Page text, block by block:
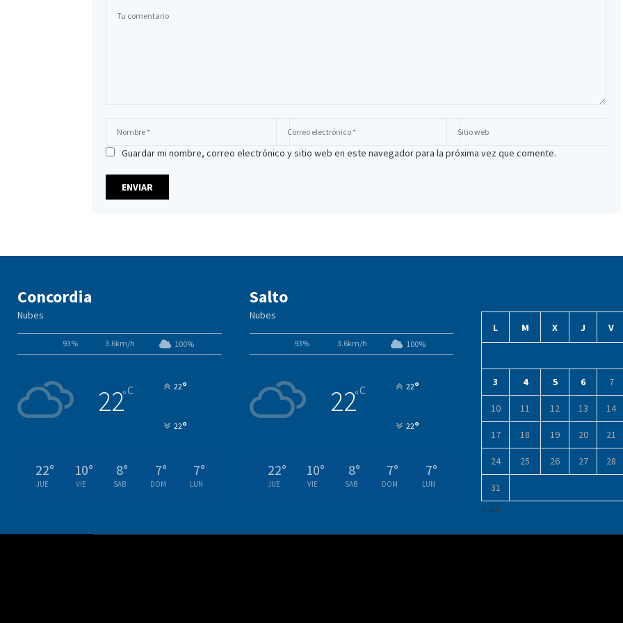
Guardar mi nombre, correo electrónico y sitio web en este navegador para la próxima vez que comente.
Concordia
Nubes
93% 3.6km/h 100%
22°C 22°
22°
22°
JUE
10°
VIE
8°
SAB
7°
DOM
7°
LUN
Salto
Nubes
93% 3.6km/h 100%
22°C 22°
22°
22°
JUE
10°
VIE
8°
SAB
7°
DOM
7°
LUN
L M X J V
3 4 5 6 7
10 11 12 13 14
17 18 19 20 21
24 25 26 27 28
31
« Jul